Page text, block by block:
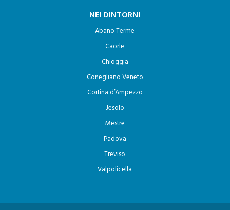
NEI DINTORNI
Abano Terme
Caorle
Chioggia
Conegliano Veneto
Cortina d’Ampezzo
Jesolo
Mestre
Padova
Treviso
Valpolicella